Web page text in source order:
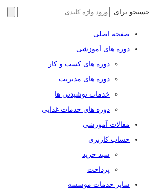
جستجو برای:
صفحه اصلی
دوره های آموزشی
دوره های کسب و کار
دوره های مدیریت
خدمات نوشیدنی ها
دوره های خدمات غذایی
مقالات آموزشی
حساب کاربری
سبد خرید
پرداخت
سایر خدمات موسسه